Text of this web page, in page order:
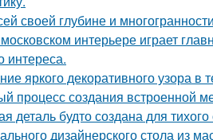
своей глубине и
интерьере играет
интереса.
яркого декоративного узора в
процесс создания встроенной
деталь будто создана для
дизайнерского стола из